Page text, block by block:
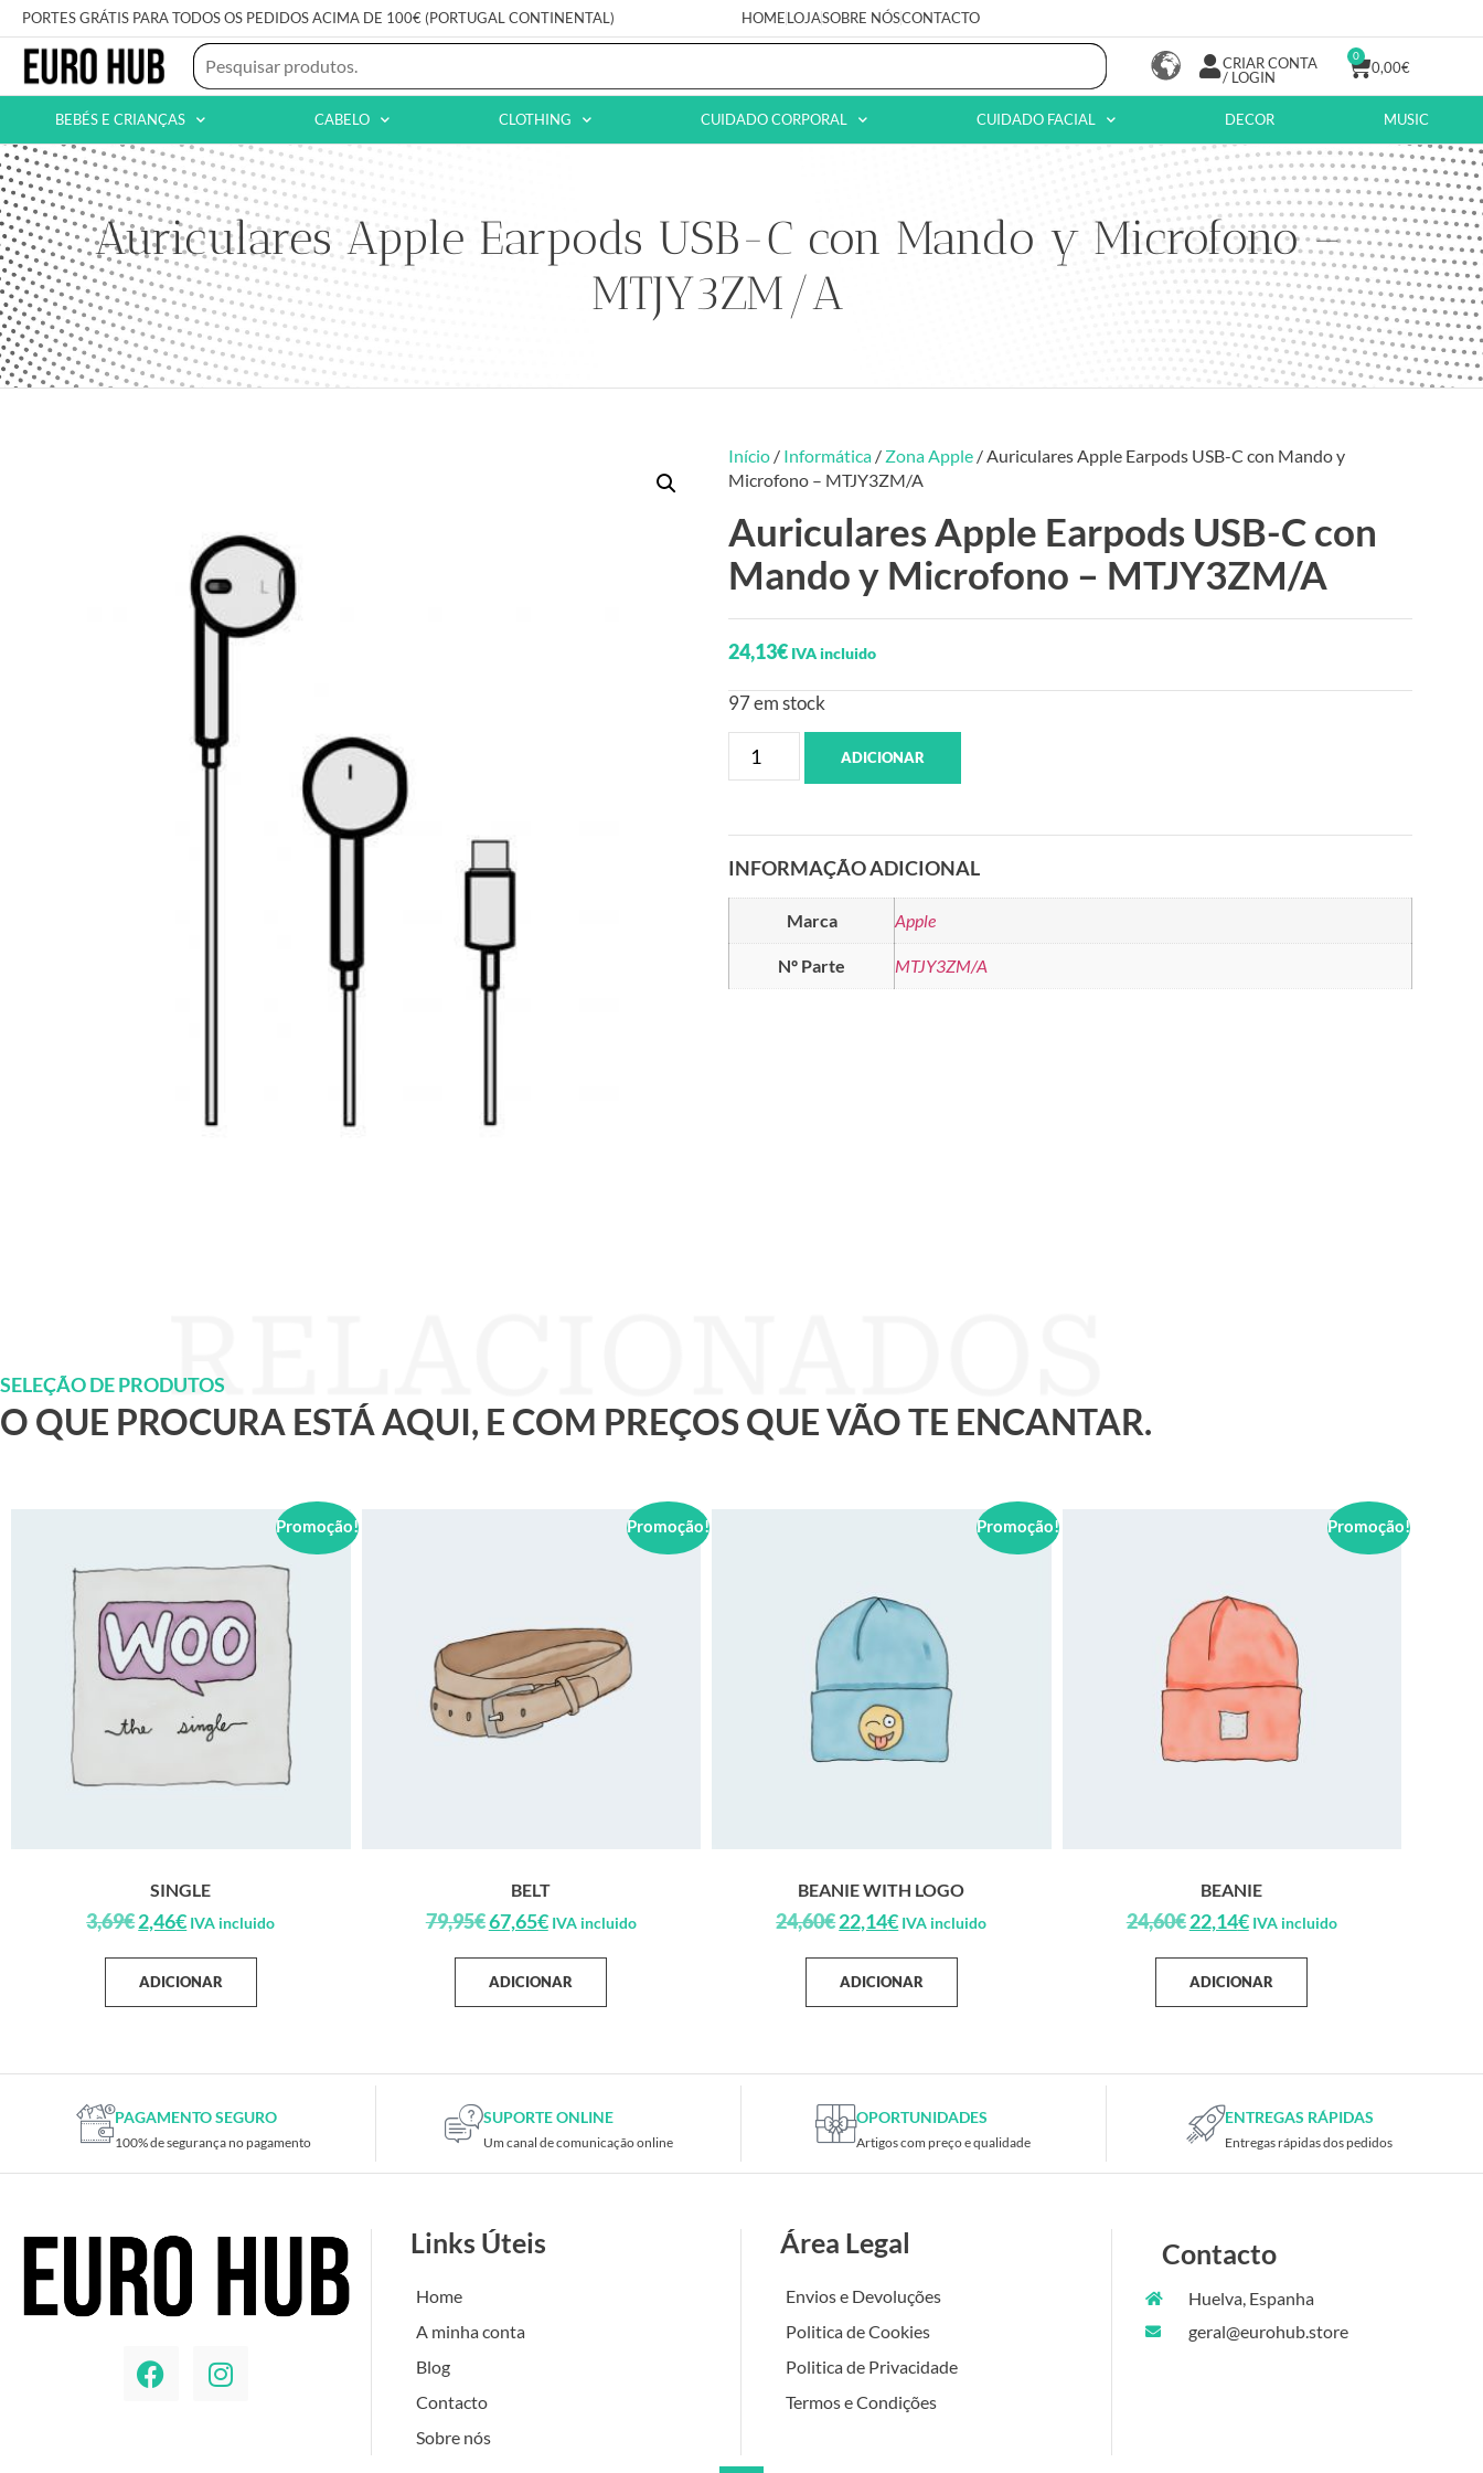
PORTES GRÁTIS PARA TODOS OS PEDIDOS ACIMA DE 100€ (PORTUGAL CONTINENTAL) HOMELOJASOBRE NÓSCONTACTO
CRIAR CONTA
/ LOGIN
0,00€
0
BEBÉS E CRIANÇAS CABELO CLOTHING CUIDADO CORPORAL CUIDADO FACIAL DECOR MUSIC
Auriculares Apple Earpods USB-C con Mando y Microfono –
MTJY3ZM/A
Início / Informática / Zona Apple / Auriculares Apple Earpods USB-C con Mando y
Microfono – MTJY3ZM/A
Auriculares Apple Earpods USB-C con
Mando y Microfono – MTJY3ZM/A
24,13€ IVA incluido
97 em stock
ADICIONAR
INFORMAÇÃO ADICIONAL
Marca Apple
Nº Parte MTJY3ZM/A
SELEÇÃO DE PRODUTOS
O QUE PROCURA ESTÁ AQUI, E COM PREÇOS QUE VÃO TE ENCANTAR.
Promoção!
SINGLE
3,69€2,46€ IVA incluido
ADICIONAR
Promoção!
BELT
79,95€67,65€ IVA incluido
ADICIONAR
Promoção!
BEANIE WITH LOGO
24,60€22,14€ IVA incluido
ADICIONAR
Promoção!
BEANIE
24,60€22,14€ IVA incluido
ADICIONAR
PAGAMENTO SEGURO
100% de segurança no pagamento
SUPORTE ONLINE
Um canal de comunicação online
OPORTUNIDADES
Artigos com preço e qualidade
ENTREGAS RÁPIDAS
Entregas rápidas dos pedidos
Links Úteis
Home
A minha conta
Blog
Contacto
Sobre nós
Área Legal
Envios e Devoluções
Politica de Cookies
Politica de Privacidade
Termos e Condições
Contacto
Huelva, Espanha
geral@eurohub.store